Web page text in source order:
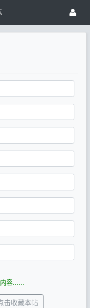
容......
击收藏本帖